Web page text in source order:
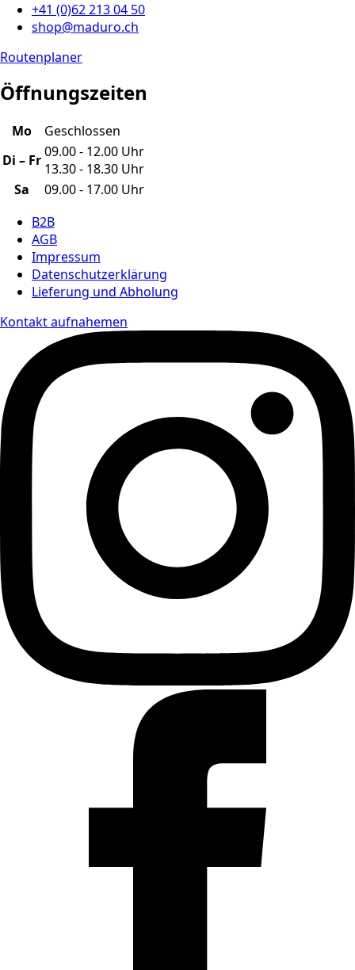
+41 (0)62 213 04 50
shop@maduro.ch
Routenplaner
Öffnungszeiten
Mo
Geschlossen
Di – Fr09.00 - 12.00 Uhr
13.30 - 18.30 Uhr
Sa
09.00 - 17.00 Uhr
B2B
AGB
Impressum
Datenschutzerklärung
Lieferung und Abholung
Kontakt aufnahemen